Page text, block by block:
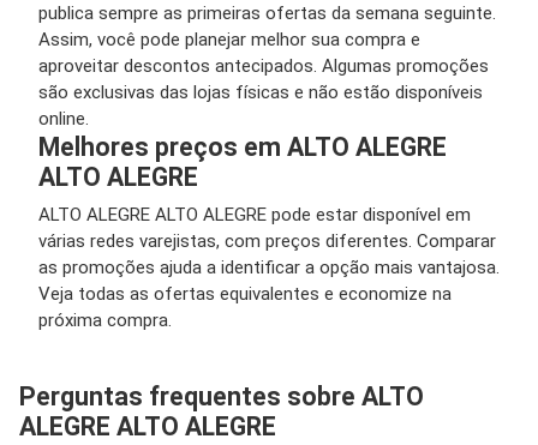
publica sempre as primeiras ofertas da semana seguinte.
Assim, você pode planejar melhor sua compra e
aproveitar descontos antecipados. Algumas promoções
são exclusivas das lojas físicas e não estão disponíveis
online.
Melhores preços em ALTO ALEGRE
ALTO ALEGRE
ALTO ALEGRE ALTO ALEGRE pode estar disponível em
várias redes varejistas, com preços diferentes. Comparar
as promoções ajuda a identificar a opção mais vantajosa.
Veja todas as ofertas equivalentes e economize na
próxima compra.
Perguntas frequentes sobre ALTO
ALEGRE ALTO ALEGRE